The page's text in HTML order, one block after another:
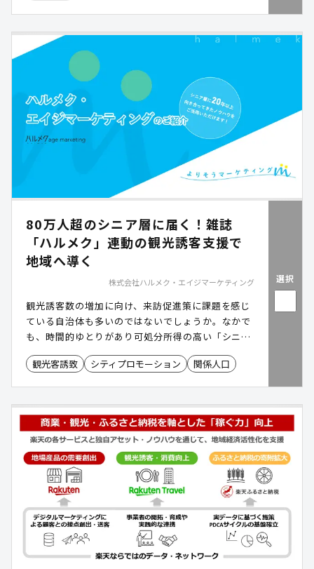
80万人超のシニア層に届く！雑誌
「ハルメク」連動の観光誘客支援で
地域へ導く
株式会社ハルメク・エイジマーケティング
観光誘客数の増加に向け、来訪促進策に課題を感じ
ている自治体も多いのではないでしょうか。なかで
も、時間的ゆとりがあり可処分所得の高い「シニア
層」は、重要なターゲットです。ハルメク・エイジ
マーケティングでは、シニアの関心や行動特性を踏
アプローチすることで、確実に届く観光誘客を支援
します。
観光客誘致 シティプロモーション 関係人口
選択